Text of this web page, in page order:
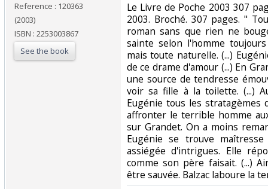
Reference : 120363
(2003)
ISBN : 2253003867
See the book
‎Le Livre de Poche 2003 307
2003. Broché. 307 pages. "
roman sans que rien ne
sainte selon l'homme
mais toute naturelle. (...)
de ce drame d'amour (...) En
une source de tendresse
voir sa fille à la toilette. (...)
Eugénie tous les
affronter le terrible homme
sur Grandet. On a moins
Eugénie se trouve
assiégée d'intrigues. Elle
comme son père faisait. (...)
être sauvée. Balzac laboure la